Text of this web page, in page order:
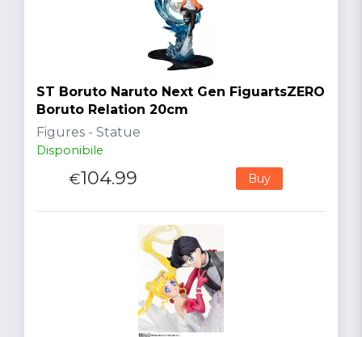
ST Boruto Naruto Next Gen FiguartsZERO
Boruto Relation 20cm
Figures - Statue
Disponibile
€104.99 Buy